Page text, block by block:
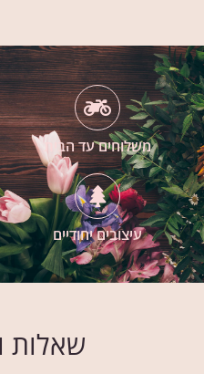
משלוחים עד הבית
עיצובים יחודיים
שאלות